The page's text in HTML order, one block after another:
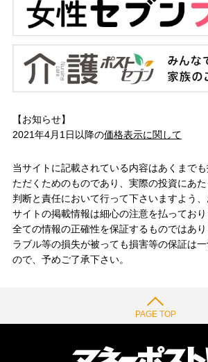
【お知らせ】
2021年4月1日以降の価格表示に関して
当サイトに記載されている内容はあくまで
ただくためのものであり、実際の投資にあ
判断と責任において行って下さいますよう
サイトの掲載情報は細心の注意を払ってお
全ての情報の正確性を保証するものではあ
ラブル等の損失が被っても損害等の保証は
ので、予めご了承下さい。
PAGE TOP